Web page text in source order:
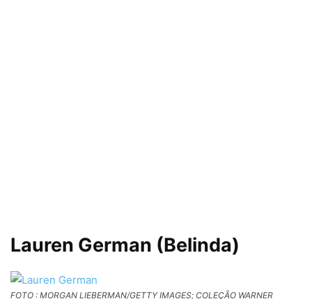
Lauren German (Belinda)
FOTO : MORGAN LIEBERMAN/GETTY IMAGES; COLEÇÃO WARNER